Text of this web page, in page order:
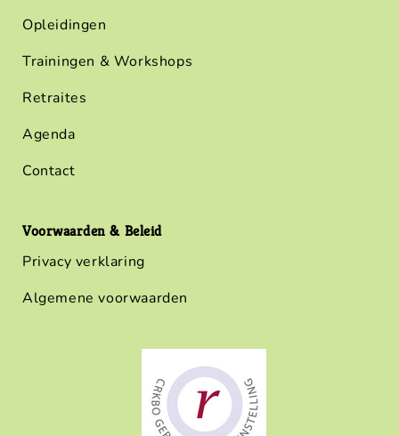
Opleidingen
Trainingen & Workshops
Retraites
Agenda
Contact
Voorwaarden & Beleid
Privacy verklaring
Algemene voorwaarden